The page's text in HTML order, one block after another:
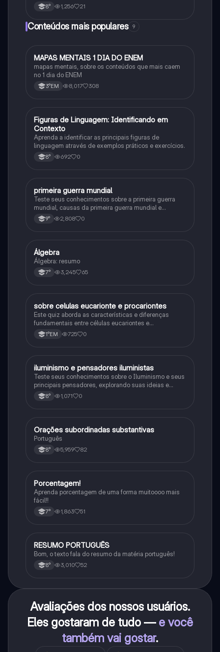
8° 1,256 21
Conteúdos mais populares 9
Português
MAPAS MENTAIS 1 DIA DO ENEM
mapas mentais, sobre os conteúdos que mais caem
no 1 dia do ENEM
3°EM 8,017 308
FPortuguês
Figuras de Linguagem: Identificando em
Contexto
Aprenda a identificar as principais figuras de
linguagem através de exemplos práticos e exercícios.
8° 692 0
História
primeira guerra mundial
Teste seus conhecimentos sobre a primeira guerra
mundial, causas da primeira guerra mundial e
consequências da Primeira Guerra Mundial, fases da
primeira guerra mundial
9° 2,808 0
Matematica
Álgebra
Álgebra: resumo
7° 3,245 65
Biologia
sobre celulas eucarionte e procariontes
Este quiz aborda as características e diferenças
fundamentais entre células eucariontes e
procariontes.
1°EM 725 0
História
iluminismo e pensadores iluministas
Teste seus conhecimentos sobre o Iluminismo e seus
principais pensadores, explorando suas ideias e
impacto histórico.
8° 1,071 0
Português
Orações subordinadas substantivas
Português
8° 5,959 82
Matematica
Porcentagem!
Aprenda porcentagem de uma forma muitoooo mais
fácil!!
7° 1,863 51
Português
RESUMO PORTUGUÊS
Bom, o texto fala do resumo da matéria português!
8° 3,010 52
Avaliações dos nossos usuários.
Eles gostaram de tudo — e você
também vai gostar.